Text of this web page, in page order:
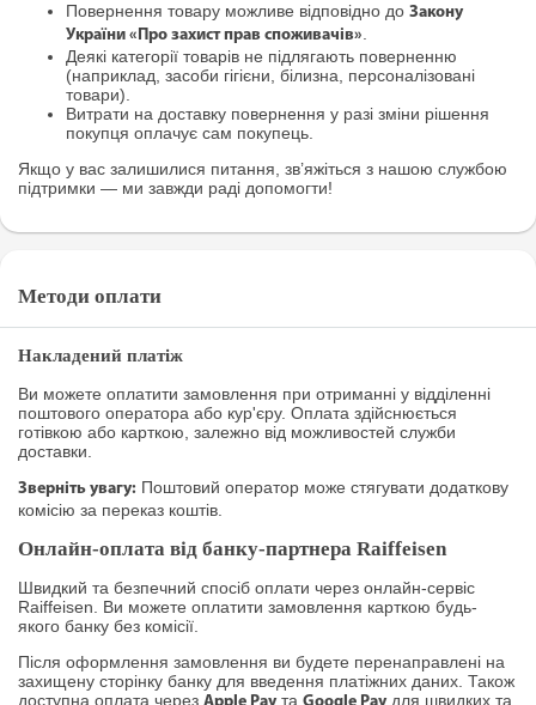
Повернення товару можливе відповідно до Закону
України «Про захист прав споживачів».
Деякі категорії товарів не підлягають поверненню
(наприклад, засоби гігієни, білизна, персоналізовані
товари).
Витрати на доставку повернення у разі зміни рішення
покупця оплачує сам покупець.
Якщо у вас залишилися питання, зв’яжіться з нашою службою
підтримки — ми завжди раді допомогти!
Методи оплати
Накладений платіж
Ви можете оплатити замовлення при отриманні у відділенні
поштового оператора або кур'єру. Оплата здійснюється
готівкою або карткою, залежно від можливостей служби
доставки.
Зверніть увагу: Поштовий оператор може стягувати додаткову
комісію за переказ коштів.
Онлайн-оплата від банку-партнера Raiffeisen
Швидкий та безпечний спосіб оплати через онлайн-сервіс
Raiffeisen. Ви можете оплатити замовлення карткою будь-
якого банку без комісії.
Після оформлення замовлення ви будете перенаправлені на
захищену сторінку банку для введення платіжних даних. Також
доступна оплата через
та для швидких та